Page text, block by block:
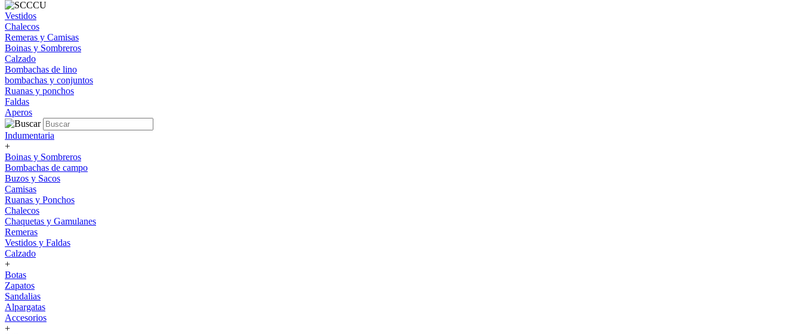
Vestidos
Chalecos
Remeras y Camisas
Boinas y Sombreros
Calzado
Bombachas de lino
bombachas y conjuntos
Ruanas y ponchos
Faldas
Aperos
Indumentaria
+
Boinas y Sombreros
Bombachas de campo
Buzos y Sacos
Camisas
Ruanas y Ponchos
Chalecos
Chaquetas y Gamulanes
Remeras
Vestidos y Faldas
Calzado
+
Botas
Zapatos
Sandalias
Alpargatas
Accesorios
+